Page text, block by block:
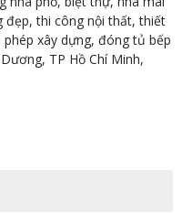
đẹp, thi công nội thất, thiết
xây dựng, đóng tủ bếp
TP Hồ Chí Minh,